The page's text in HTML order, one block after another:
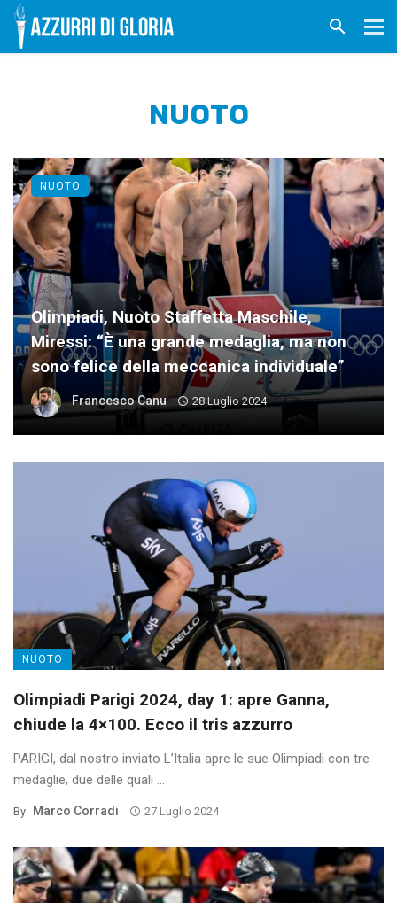
NUOTO
Olimpiadi, Nuoto Staffetta Maschile,
Miressi: “È una grande medaglia, ma non
sono felice della meccanica individuale”
Francesco Canu 28 Luglio 2024
NUOTO
NUOTO
Olimpiadi Parigi 2024, day 1: apre Ganna,
chiude la 4×100. Ecco il tris azzurro
PARIGI, dal nostro inviato L’Italia apre le sue Olimpiadi con tre
medaglie, due delle quali ...
By Marco Corradi 27 Luglio 2024